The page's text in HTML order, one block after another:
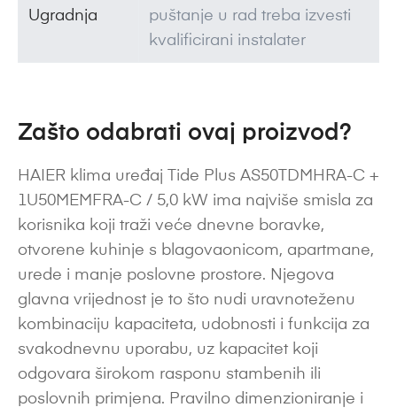
Ugradnja
puštanje u rad treba izvesti
kvalificirani instalater
Zašto odabrati ovaj proizvod?
HAIER klima uređaj Tide Plus AS50TDMHRA-C +
1U50MEMFRA-C / 5,0 kW ima najviše smisla za
korisnika koji traži veće dnevne boravke,
otvorene kuhinje s blagovaonicom, apartmane,
urede i manje poslovne prostore. Njegova
glavna vrijednost je to što nudi uravnoteženu
kombinaciju kapaciteta, udobnosti i funkcija za
svakodnevnu uporabu, uz kapacitet koji
odgovara širokom rasponu stambenih ili
poslovnih primjena. Pravilno dimenzioniranje i